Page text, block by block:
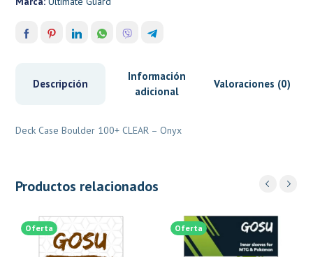
Descripción
Información
adicional
Valoraciones (0)
Deck Case Boulder 100+ CLEAR – Onyx
Productos relacionados
Oferta Oferta